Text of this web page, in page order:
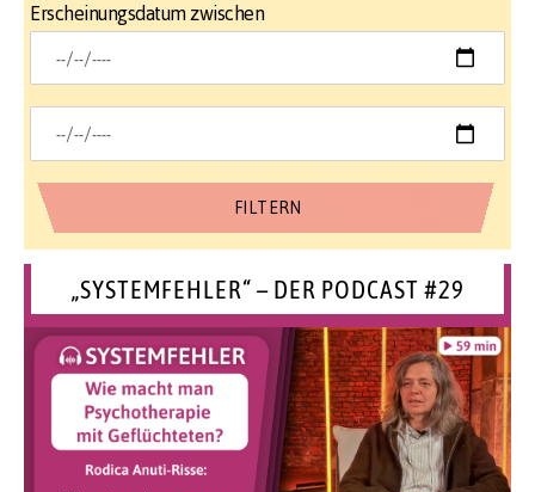
Erscheinungsdatum zwischen
„SYSTEMFEHLER“ – DER PODCAST #29